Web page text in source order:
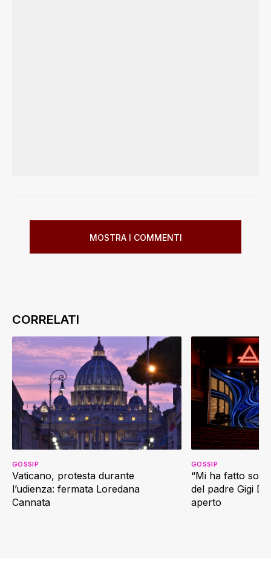
MOSTRA I COMMENTI
Vaticano, protesta durante
l’udienza: fermata Loredana
Cannata
GOSSIP
“Mi ha fatto
del padre Gigi
aperto
GOSSIP